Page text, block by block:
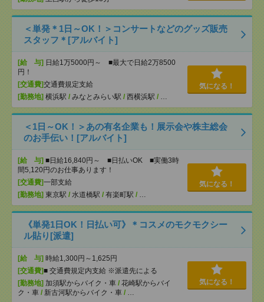
＜単発＊1日～OK！＞コンサートなどのグッズ販売
スタッフ＊[アルバイト]
[給 与] 日給1万5000円～ ■最大で日給2万8500
円！
[交通費]交通費規定支給
[勤務地] 横浜駅 / みなとみらい駅 / 西横浜駅 / …
気になる！
＜1日～OK！＞あの有名企業も！展示会や株主総会
のお手伝い！[アルバイト]
[給 与] ■日給16,840円～ ■日払いOK ■実働3時
間5,120円のお仕事あります！
[交通費]一部支給
[勤務地] 東京駅 / 水道橋駅 / 有楽町駅 / …
気になる！
《単発1日OK！日払い可》＊コスメのモクモクシー
ル貼り[派遣]
[給 与] 時給1,300円～1,625円
[交通費]■ 交通費規定内支給 ※派遣先による
[勤務地] 加須駅からバイク・車 / 花崎駅からバイ
ク・車 / 新古河駅からバイク・車 / …
気になる！